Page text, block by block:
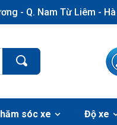
- Q. Nam Từ Liêm -
sóc xe Độ xe